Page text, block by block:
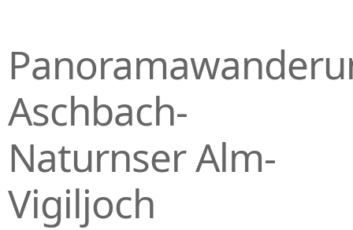
Aschbach-
Naturnser Alm-
Vigiljoch